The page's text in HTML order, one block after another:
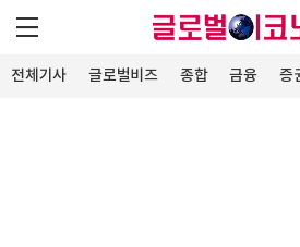
전체기사 글로벌비즈 종합 금융 증